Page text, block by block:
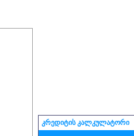
კრედიტის კალკულატორი